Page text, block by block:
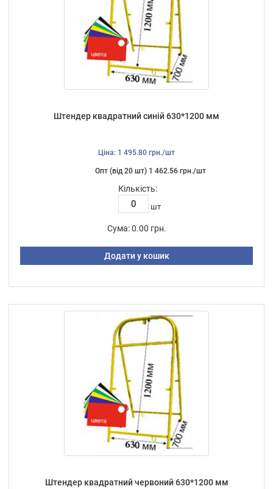
Штендер квадратний синій 630*1200 мм
Ціна: 1 495.80 грн./шт
Опт (від 20 шт) 1 462.56 грн./шт
Кількість:
шт
Сума: 0.00 грн.
Додати у кошик
Штендер квадратний червоний 630*1200 мм